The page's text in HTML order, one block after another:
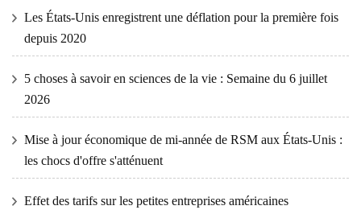
Les États-Unis enregistrent une déflation pour la première fois
depuis 2020
5 choses à savoir en sciences de la vie : Semaine du 6 juillet
2026
Mise à jour économique de mi-année de RSM aux États-Unis :
les chocs d'offre s'atténuent
Effet des tarifs sur les petites entreprises américaines